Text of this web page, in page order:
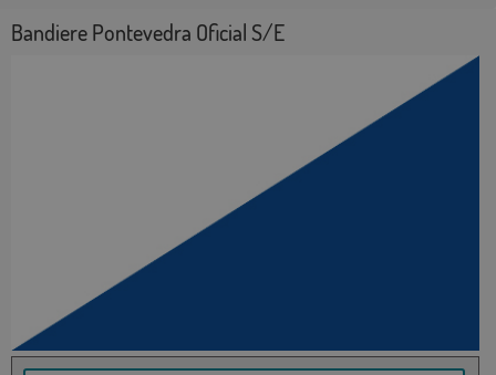
Bandiere Pontevedra Oficial S/E